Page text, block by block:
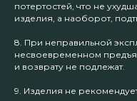
потертостей, что не
изделия, а наоборот,
8. При неправильной
несвоевременном
и возврату не подлежат.
9. Изделия не